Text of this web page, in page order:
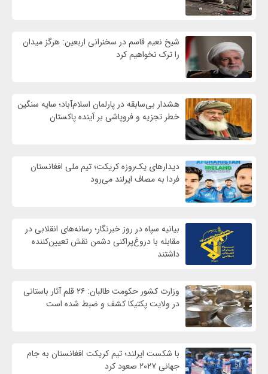
شیخ نعیم قاسم در سخنرانی اربعین: هرگز میدان
را ترک نخواهیم کرد
هشدار بی‌سابقه در پارلمان اسلام‌آباد؛ سایه سنگین
خطر تجزیه و فروپاشی بر آینده پاکستان
دیدارهای یک‌روزه کریکت؛ تیم ملی افغانستان
فردا به مصاف ایرلند می‌رود
بیانیه سپاه در روز خبرنگار؛ رسانه‌های انقلابی در
مقابله با دروغ‌پراکنی دشمن نقش تعیین‌کننده
داشتند
وزارت کشور حکومت طالبان: ۲۶ قلم آثار باستانی
در ولایت پکتیکا کشف و ضبط شده است
با شکست ایرلند؛ تیم کریکت افغانستان به جام
جهانی ۲۰۲۷ صعود کرد